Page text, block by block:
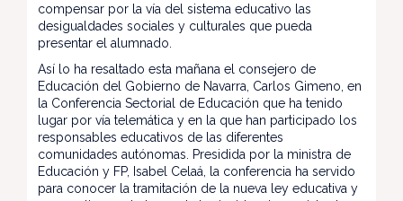
compensar por la vía del sistema educativo las
desigualdades sociales y culturales que pueda
presentar el alumnado.
Así lo ha resaltado esta mañana el consejero de
Educación del Gobierno de Navarra, Carlos Gimeno, en
la Conferencia Sectorial de Educación que ha tenido
lugar por vía telemática y en la que han participado los
responsables educativos de las diferentes
comunidades autónomas. Presidida por la ministra de
Educación y FP, Isabel Celaá, la conferencia ha servido
para conocer la tramitación de la nueva ley educativa y